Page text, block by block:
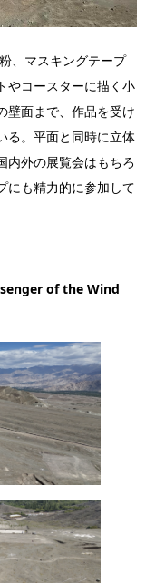
、マスキングテープ
やコースターに描く小
壁面まで、作品を受け
る。平面と同時に立体
内外の展覧会はもちろ
にも精力的に参加して
of the Wind